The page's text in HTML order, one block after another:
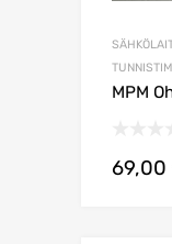
MPM
69,00